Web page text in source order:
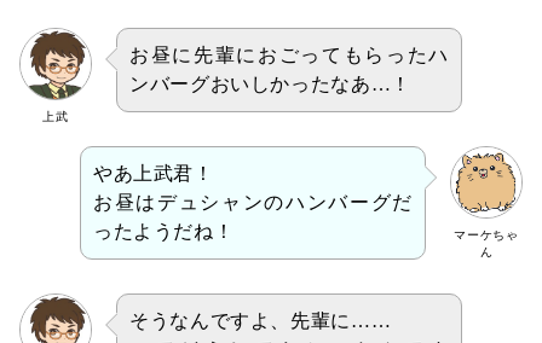
上武
お昼に先輩におごってもらったハ
ンバーグおいしかったなあ…！
マーケちゃ
ん
やあ上武君！
お昼はデュシャンのハンバーグだ
ったようだね！
そうなんですよ、先輩に……